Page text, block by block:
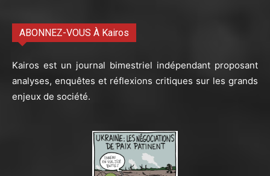
ABONNEZ-VOUS À Kairos
Kairos est un journal bimestriel indépendant proposant
analyses, enquêtes et réflexions critiques sur les grands
enjeux de société.